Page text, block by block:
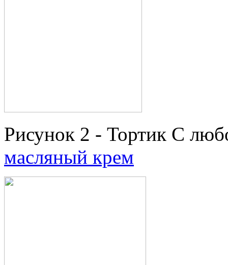
Рисунок 2 - Тортик С
масляный крем